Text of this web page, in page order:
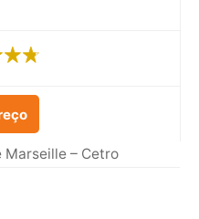
Marseille – Cetro